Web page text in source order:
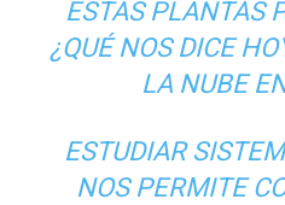
ESTAS PLANTAS
¿QUÉ NOS DICE
LA NUBE
ESTUDIAR
NOS PERMITE